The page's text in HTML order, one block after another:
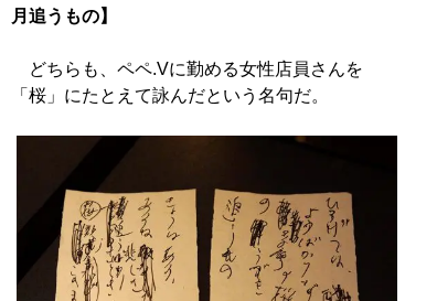
月追うもの】
どちらも、ペペ.Vに勤める女性店員さんを
「桜」にたとえて詠んだという名句だ。